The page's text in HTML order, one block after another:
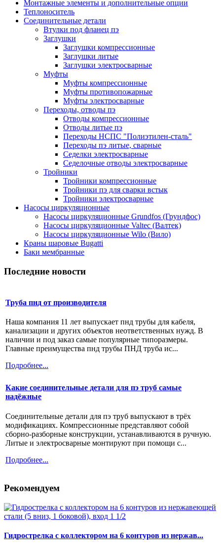
Монтажные элементы и дополнительные опции
Теплоноситель
Соединительные детали
Втулки под фланец пэ
Заглушки
Заглушки компрессионные
Заглушки литые
Заглушки электросварные
Муфты
Муфты компрессионные
Муфты противопожарные
Муфты электросварные
Переходы, отводы пэ
Отводы компрессионные
Отводы литые пэ
Переходы НСПС "Полиэтилен-сталь"
Переходы пэ литые, сварные
Седелки электросварные
Седелочные отводы электросварные
Тройники
Тройники компрессионные
Тройники пэ для сварки встык
Тройники электросварные
Насосы циркуляционные
Насосы циркуляционные Grundfos (Грундфос)
Насосы циркуляционные Valtec (Валтек)
Насосы циркуляционные Wilo (Вило)
Краны шаровые Bugatti
Баки мембранные
Последние новости
Труба пнд от производителя
Наша компания 11 лет выпускает пнд трубы для кабеля,
канализации и других объектов неответственных нужд. В
наличии и под заказ самые популярные типоразмеры.
Главные преимущества пнд трубы ПНД труба ис...
Подробнее...
Какие соединительные детали для пэ труб самые
надёжные
Соединительные детали для пэ труб выпускают в трёх
модификациях. Компрессионные представляют собой
сборно-разборные конструкции, устанавливаются в ручную.
Литые и электросварные монтируют при помощи с...
Подробнее...
Рекомендуем
Гидрострелка с коллектором на 6 контуров из нержав...